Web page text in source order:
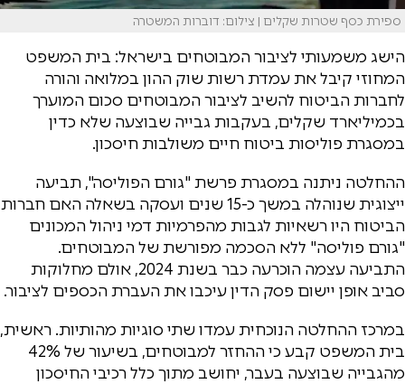
ספירת כסף שטרות שקלים | צילום: דוברות המשטרה
הישג משמעותי לציבור המבוטחים בישראל: בית המשפט
המחוזי קיבל את עמדת רשות שוק ההון במלואה והורה
לחברות הביטוח להשיב לציבור המבוטחים סכום המוערך
בכמיליארד שקלים, בעקבות גבייה שבוצעה שלא כדין
במסגרת פוליסות ביטוח חיים משולבות חיסכון.
ההחלטה ניתנה במסגרת פרשת "גורם הפוליסה", תביעה
ייצוגית שנוהלה במשך כ-15 שנים ועסקה בשאלה האם חברות
הביטוח היו רשאיות לגבות מהפרמיות דמי ניהול המכונים
"גורם פוליסה" ללא הסכמה מפורשת של המבוטחים.
התביעה עצמה הוכרעה כבר בשנת 2024, אולם מחלוקות
סביב אופן יישום פסק הדין עיכבו את העברת הכספים לציבור.
במרכז ההחלטה הנוכחית עמדו שתי סוגיות מהותיות. ראשית,
בית המשפט קבע כי ההחזר למבוטחים, בשיעור של 42%
מהגבייה שבוצעה בעבר, יחושב מתוך כלל רכיבי החיסכון